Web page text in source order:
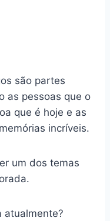
são partes
as pessoas que o
que é hoje e as
incríveis.
um dos temas
atualmente?